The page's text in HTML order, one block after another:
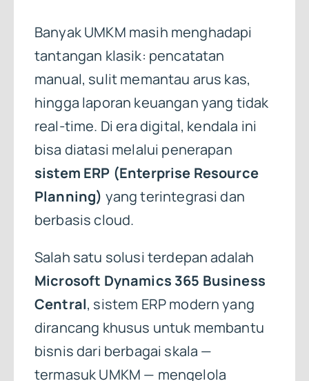
Banyak UMKM masih menghadapi
tantangan klasik: pencatatan
manual, sulit memantau arus kas,
hingga laporan keuangan yang tidak
real-time. Di era digital, kendala ini
bisa diatasi melalui penerapan
sistem ERP (Enterprise Resource
Planning) yang terintegrasi dan
berbasis cloud.
Salah satu solusi terdepan adalah
Microsoft Dynamics 365 Business
Central, sistem ERP modern yang
dirancang khusus untuk membantu
bisnis dari berbagai skala —
termasuk UMKM — mengelola